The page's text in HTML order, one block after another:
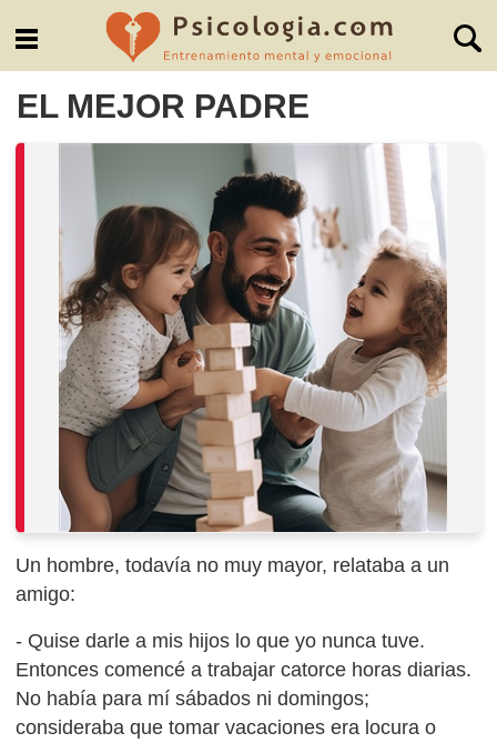
EL MEJOR PADRE
Un hombre, todavía no muy mayor, relataba a un
amigo:
- Quise darle a mis hijos lo que yo nunca tuve.
Entonces comencé a trabajar catorce horas diarias.
No había para mí sábados ni domingos;
consideraba que tomar vacaciones era locura o